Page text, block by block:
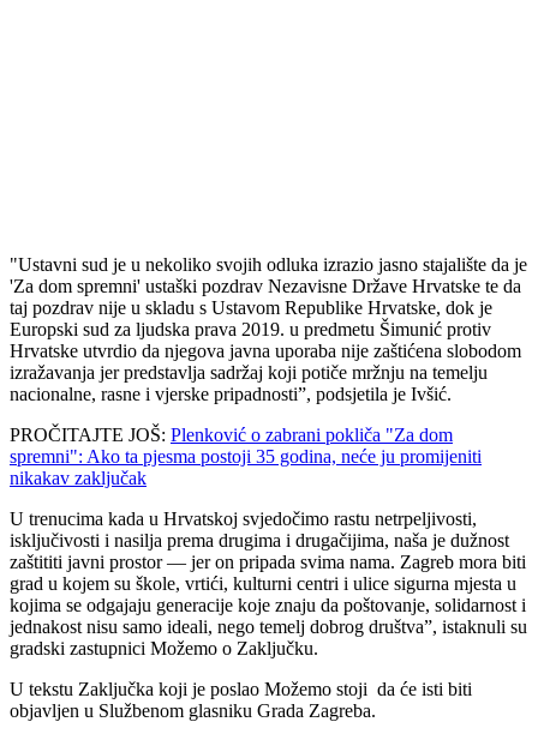
"Ustavni sud je u nekoliko svojih odluka izrazio jasno stajalište da je
'Za dom spremni' ustaški pozdrav Nezavisne Države Hrvatske te da
taj pozdrav nije u skladu s Ustavom Republike Hrvatske, dok je
Europski sud za ljudska prava 2019. u predmetu Šimunić protiv
Hrvatske utvrdio da njegova javna uporaba nije zaštićena slobodom
izražavanja jer predstavlja sadržaj koji potiče mržnju na temelju
nacionalne, rasne i vjerske pripadnosti”, podsjetila je Ivšić.
PROČITAJTE JOŠ: Plenković o zabrani pokliča "Za dom
spremni": Ako ta pjesma postoji 35 godina, neće ju promijeniti
nikakav zaključak
U trenucima kada u Hrvatskoj svjedočimo rastu netrpeljivosti,
isključivosti i nasilja prema drugima i drugačijima, naša je dužnost
zaštititi javni prostor — jer on pripada svima nama. Zagreb mora biti
grad u kojem su škole, vrtići, kulturni centri i ulice sigurna mjesta u
kojima se odgajaju generacije koje znaju da poštovanje, solidarnost i
jednakost nisu samo ideali, nego temelj dobrog društva”, istaknuli su
gradski zastupnici Možemo o Zaključku.
U tekstu Zaključka koji je poslao Možemo stoji da će isti biti
objavljen u Službenom glasniku Grada Zagreba.